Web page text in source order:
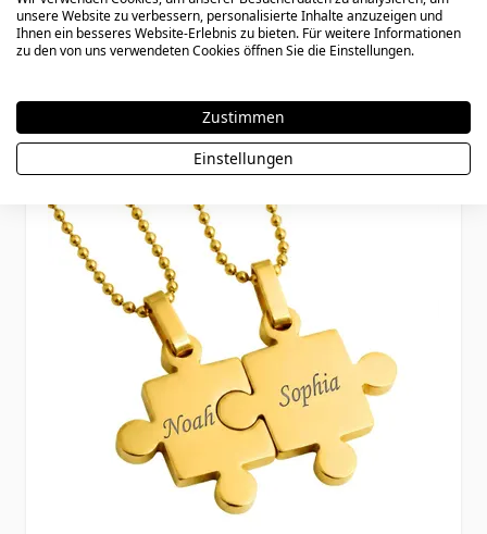
Gravur - 2893
47,90 €
unsere Website zu verbessern, personalisierte Inhalte anzuzeigen und
Ihnen ein besseres Website-Erlebnis zu bieten. Für weitere Informationen
zu den von uns verwendeten Cookies öffnen Sie die Einstellungen.
Zustimmen
Einstellungen